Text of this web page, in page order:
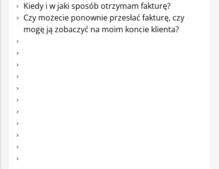
Kiedy i w jaki sposób otrzymam fakturę?
Czy możecie ponownie przesłać fakturę, czy
mogę ją zobaczyć na moim koncie klienta?